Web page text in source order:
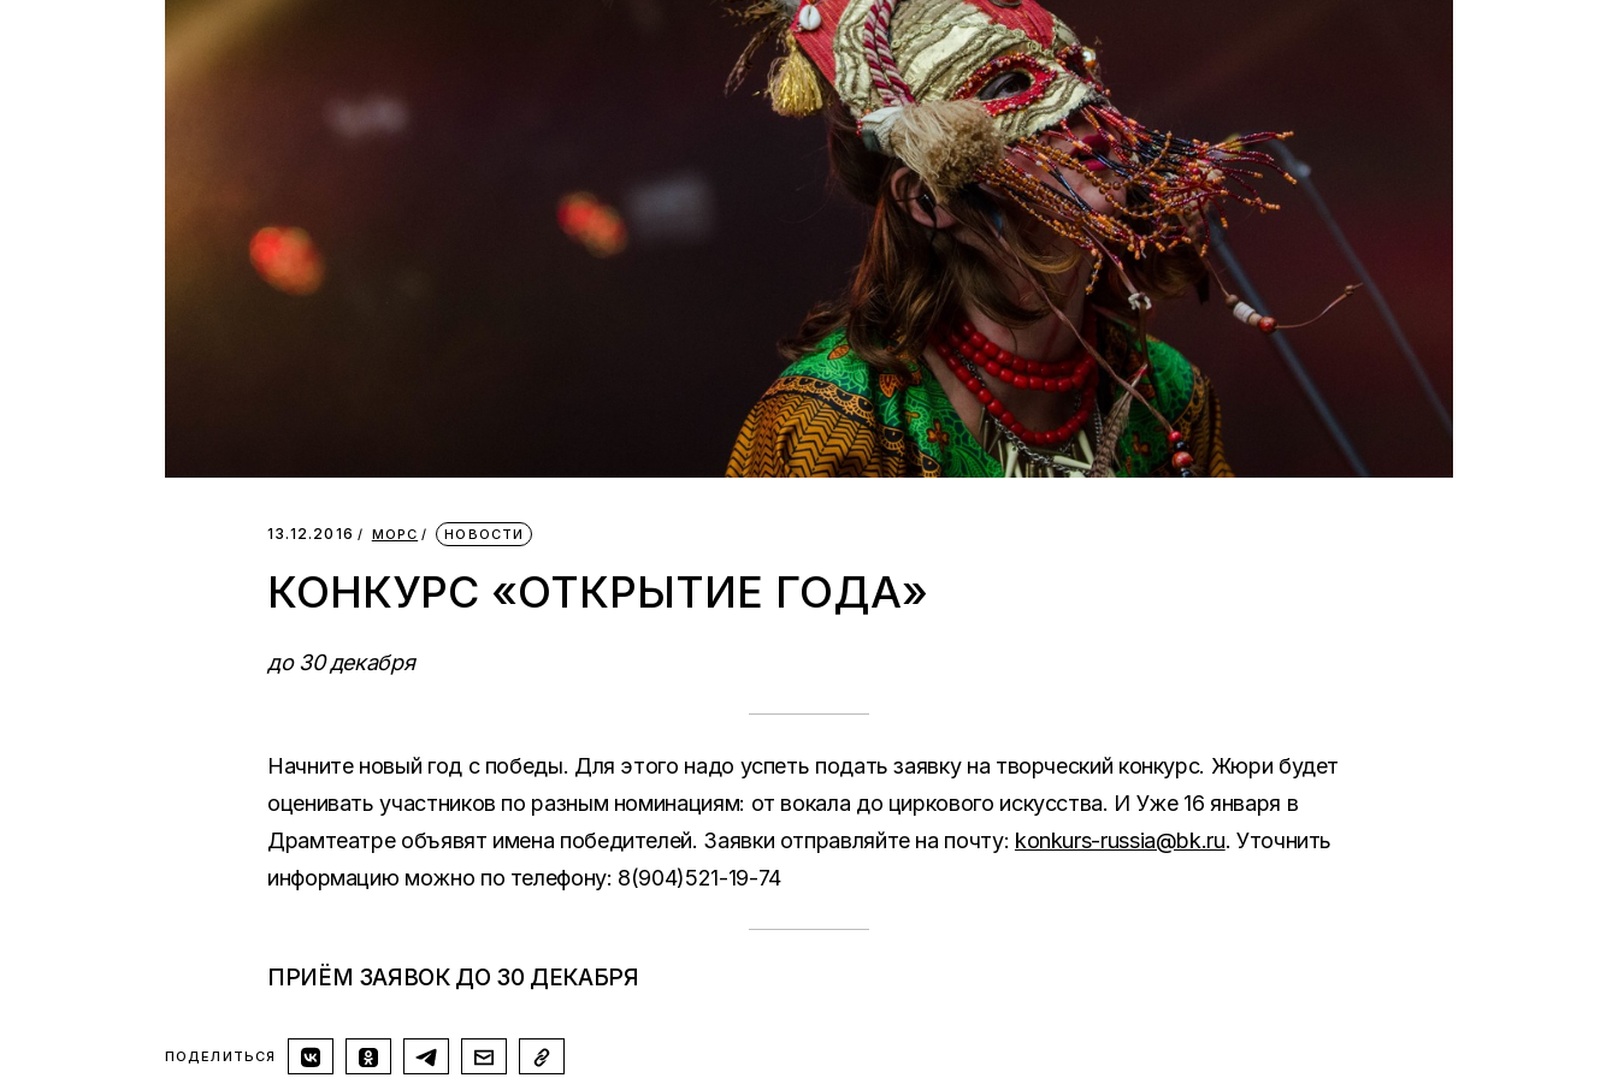
13.12.2016 МОРС НОВОСТИ
КОНКУРС «ОТКРЫТИЕ ГОДА»
до 30 декабря
Начните новый год с победы. Для этого надо успеть подать заявку на творческий конкурс. Жюри будет
оценивать участников по разным номинациям: от вокала до циркового искусства. И Уже 16 января в
Драмтеатре объявят имена победителей. Заявки отправляйте на почту: konkurs-russia@bk.ru. Уточнить
информацию можно по телефону: 8(904)521-19-74
ПРИЁМ ЗАЯВОК ДО 30 ДЕКАБРЯ
ПОДЕЛИТЬСЯ